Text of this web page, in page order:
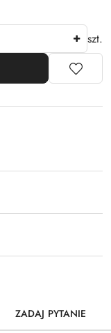
szt.
ZADAJ PYTANIE